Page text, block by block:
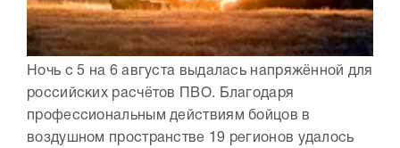
Ночь с 5 на 6 августа выдалась напряжённой для
российских расчётов ПВО. Благодаря
профессиональным действиям бойцов в
воздушном пространстве 19 регионов удалось